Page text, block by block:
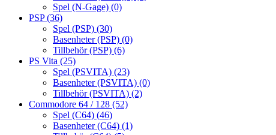
Spel (N-Gage) (0)
PSP(36)
Spel (PSP) (30)
Basenheter (PSP) (0)
Tillbehör (PSP) (6)
PS Vita (25)
Spel (PSVITA) (23)
Basenheter (PSVITA) (0)
Tillbehör (PSVITA) (2)
Commodore 64 / 128 (52)
Spel (C64) (46)
Basenheter (C64) (1)